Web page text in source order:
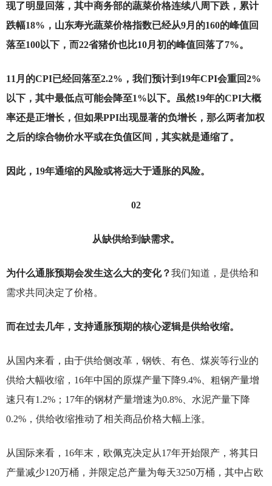
现了明显回落，其中商务部的蔬菜价格连续八周下跌，累计
跌幅18%，山东寿光蔬菜价格指数已经从9月的160的峰值回
落至100以下，而22省猪价也比10月初的峰值回落了7%。
11 月的CPI已经回落至2.2%，我们预计到19年CPI会重回2%
以下，其中最低点可能会降至1%以下。虽然19年的CPI大概
率还是正增长，但如果PPI出现显著的负增长，那么两者加权
之后的综合物价水平或在负值区间，其实就是通缩了。
因此，19年通缩的风险或将远大于通胀的风险。
02
从缺供给到缺需求。
为什么通胀预期会发生这么大的变化？我们知道，是供给和
需求共同决定了价格。
而在过去几年，支持通胀预期的核心逻辑是供给收缩。
从国内来看，由于供给侧改革，钢铁、有色、煤炭等行业的
供给大幅收缩，16年中国的原煤产量下降9.4%、粗钢产量增
速只有1.2%；17年的钢材产量增速为0.8%、水泥产量下降
0.2%，供给收缩推动了相关商品价格大幅上涨。
从国际来看，16年末，欧佩克决定从17年开始限产，将其日
产量减少120万桶，并限定总产量为每天3250万桶，其中占欧